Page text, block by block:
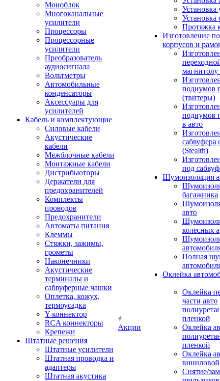
Моноблок
Многоканальные
усилители
Процессоры
Процессорные
усилители
Преобразователь
аудиосигнала
Вольтметры
Автомобильные
конденсаторы
Аксессуары для
усилителей
Кабель и комплектующие
Силовые кабели
Акустические
кабели
Межблочные кабели
Монтажные кабели
Дистрибьюторы
Держатели для
предохранителей
Комплекты
проводов
Предохранители
Автоматы питания
Клеммы
Стяжки, зажимы,
грометы
Наконечники
Акустические
терминалы и
сабвуферные чашки
Оплетка, кожух,
термоусадка
Y-коннектор
RCA коннекторы
Крепежи
Штатные решения
Штатные усилители
Штатная проводка и
адаптеры
Штатная акустика
Акции
Установка
Установка
Протяжка
Изготовление
корпусов и
подиумов
(твитеры)
подиумов
в авто
сабвуфера
(Stealth)
под
Шумоизоляция
багажника
авто
колесных
Полная
Оклейка
Оклейка
части авто
пленкой
Оклейка
пленкой
Оклейка
Снятие/